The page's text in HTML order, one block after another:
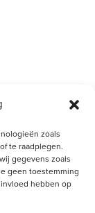
zoals
te raadplegen.
gegevens zoals
geen toestemming
hebben op